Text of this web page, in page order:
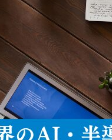
ード、長
用するこ
デバイス
まで届く